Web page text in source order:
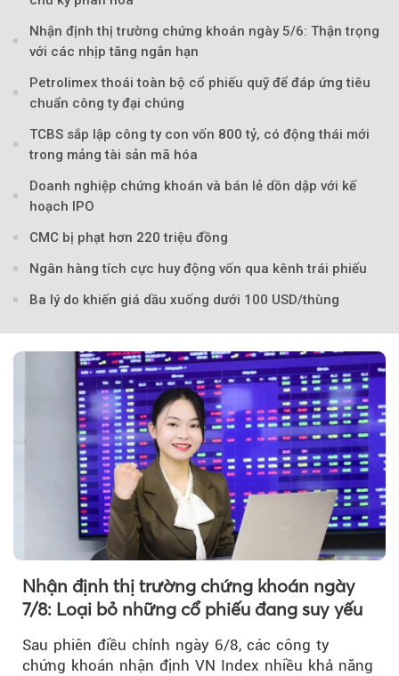
Theo
Nhận định thị trường chứng khoán ngày 5/6: Thận trọng
với các nhịp tăng ngắn hạn
Petrolimex thoái toàn bộ cổ phiếu quỹ để đáp ứng tiêu
chuẩn công ty đại chúng
TCBS sắp lập công ty con vốn 800 tỷ, có động thái mới
trong mảng tài sản mã hóa
Doanh nghiệp chứng khoán và bán lẻ dồn dập với kế
hoạch IPO
CMC bị phạt hơn 220 triệu đồng
Ngân hàng tích cực huy động vốn qua kênh trái phiếu
Ba lý do khiến giá dầu xuống dưới 100 USD/thùng
Nhận định thị trường chứng khoán ngày
7/8: Loại bỏ những cổ phiếu đang suy yếu
Sau phiên điều chỉnh ngày 6/8, các công ty
chứng khoán nhận định VN Index nhiều khả năng